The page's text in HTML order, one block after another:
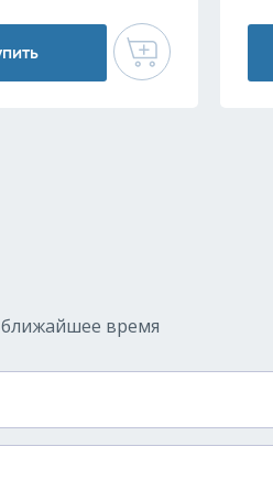
время